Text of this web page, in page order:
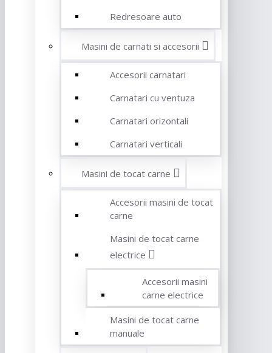
Redresoare auto
Masini de carnati si accesorii
Accesorii carnatari
Carnatari cu ventuza
Carnatari orizontali
Carnatari verticali
Masini de tocat carne
Accesorii masini de tocat
carne
Masini de tocat carne
electrice
Accesorii masini
carne electrice
Masini de tocat carne
manuale